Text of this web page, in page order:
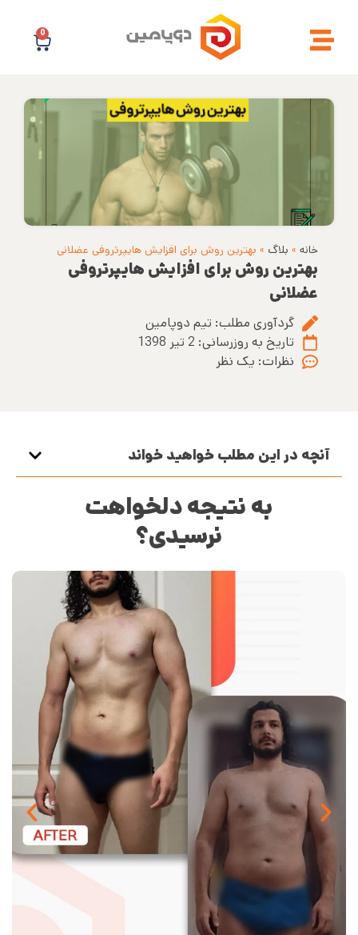
0
خانه » بلاگ » بهترین روش برای افزایش هایپرتروفی عضلانی
بهترین روش برای افزایش هایپرتروفی
عضلانی
گردآوری مطلب: تیم دوپامین
تاریخ به روزرسانی: 2 تیر 1398
نظرات: یک نظر
آنچه در این مطلب خواهید خواند
به نتیجه دلخواهت
نرسیدی؟